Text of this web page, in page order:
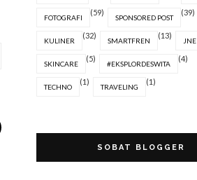
FOTOGRAFI
(59)
SPONSORED POST
(39)
KULINER
(32)
SMARTFREN
(13)
JNE
SKINCARE
(5)
#EKSPLORDESWITA
(4)
TECHNO
(1)
TRAVELING
(1)
SOBAT BLOGGER